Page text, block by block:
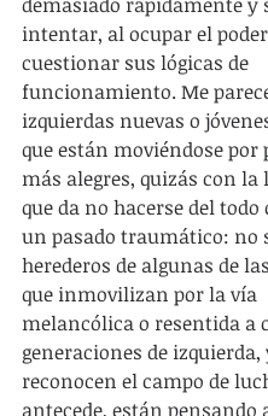
intentar, al ocupar el
cuestionar sus lógicas de
funcionamiento. Me
izquierdas nuevas o
que están moviéndose por
más alegres, quizás con
que da no hacerse del todo
un pasado traumático: no
herederos de algunas de
que inmovilizan por la vía
melancólica o resentida a
generaciones de izquierda,
reconocen el campo de
antecede, están pensando